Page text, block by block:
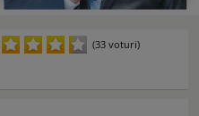
(33 voturi)